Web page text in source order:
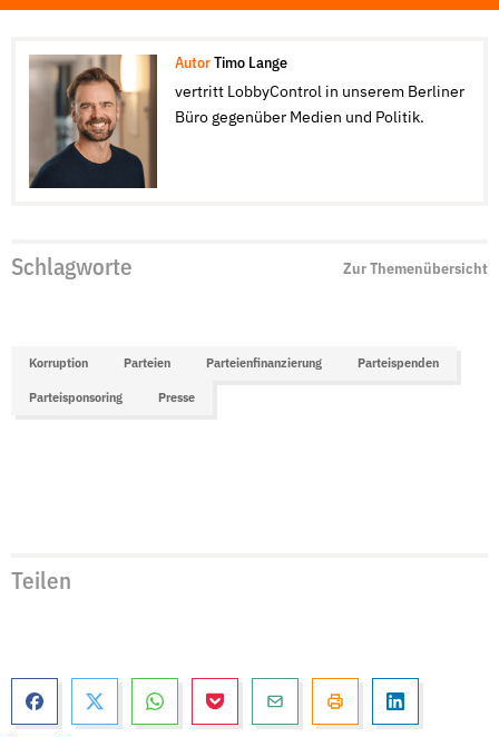
Autor Timo Lange
vertritt LobbyControl in unserem Berliner
Büro gegenüber Medien und Politik.
Schlagworte Zur Themenübersicht
Korruption Parteien Parteienfinanzierung Parteispenden
Parteisponsoring Presse
Teilen